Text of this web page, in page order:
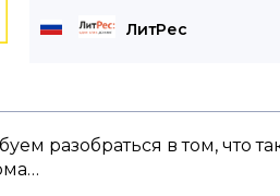
ЛитРес
разобраться в том, что